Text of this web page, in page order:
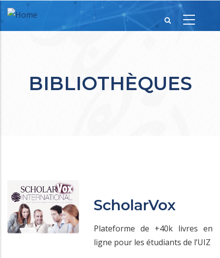
BIBLIOTHÈQUES
ScholarVox
Plateforme de +40k livres en
ligne pour les étudiants de l’UIZ